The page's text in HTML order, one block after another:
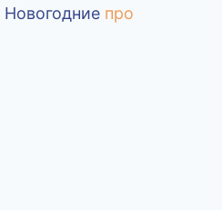
Новогодние про